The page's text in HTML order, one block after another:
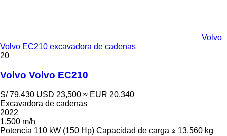
Volvo
Volvo EC210 excavadora de cadenas
20
Volvo Volvo EC210
S/ 79,430 USD 23,500 ≈ EUR 20,340
Excavadora de cadenas
2022
1,500 m/h
Potencia 110 kW (150 Hp) Capacidad de carga
13,560 kg